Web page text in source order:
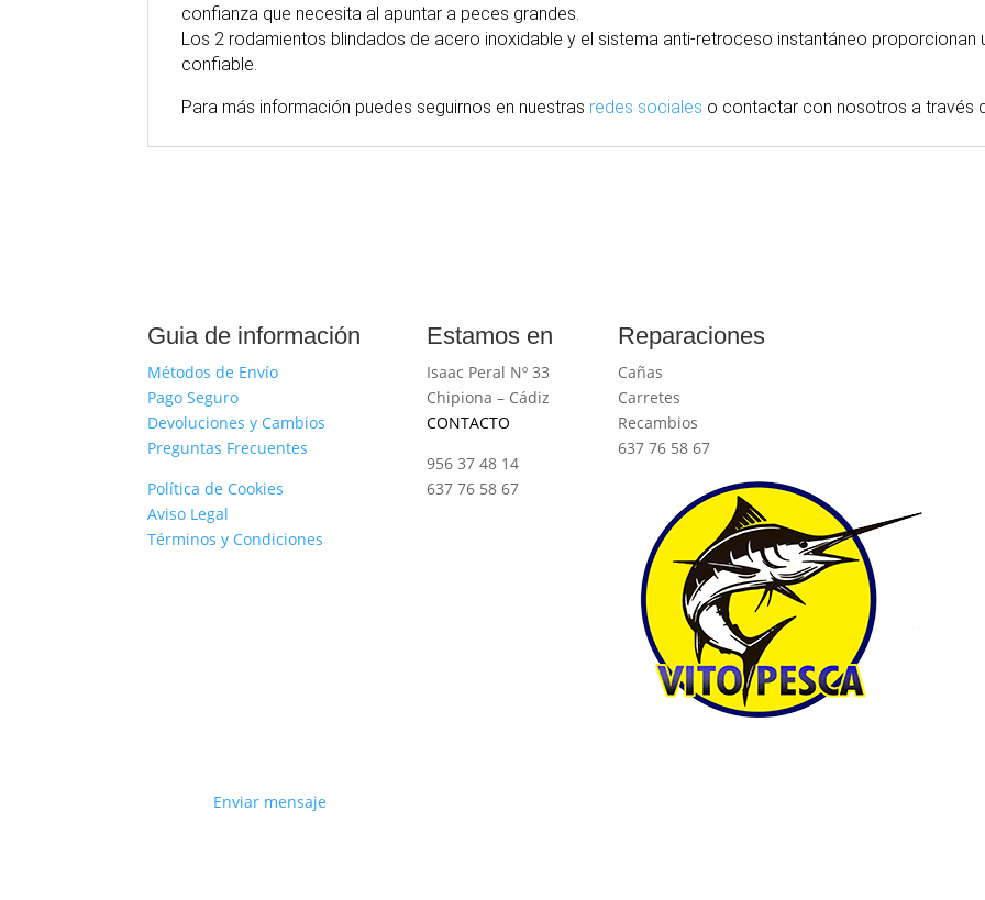
confianza que necesita al apuntar a peces grandes.
Los 2 rodamientos blindados de acero inoxidable y el sistema anti-retroceso instantáneo proporcionan
confiable.
Para más información puedes seguirnos en nuestras redes sociales o contactar con nosotros a través
Guia de información
Métodos de Envío
Pago Seguro
Devoluciones y Cambios
Preguntas Frecuentes
Política de Cookies
Aviso Legal
Términos y Condiciones
Estamos en
Isaac Peral Nº 33
Chipiona – Cádiz
CONTACTO
956 37 48 14
637 76 58 67
Reparaciones
Cañas
Carretes
Recambios
637 76 58 67
Enviar mensaje